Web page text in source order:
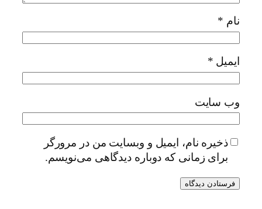
نام *
ایمیل *
وب‌ سایت
ذخیره نام، ایمیل و وبسایت من در مرورگر
برای زمانی که دوباره دیدگاهی می‌نویسم.